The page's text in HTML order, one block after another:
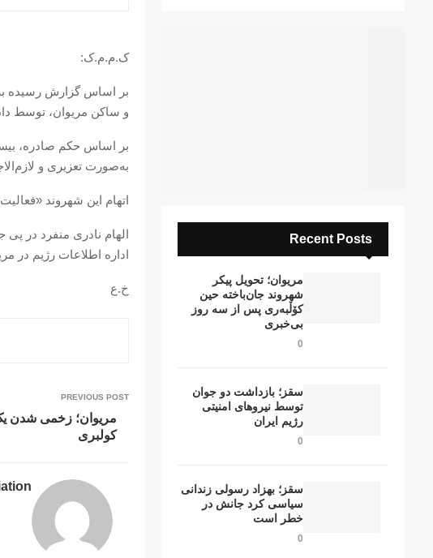
ک.م.م.ک:
و ساکن مریوان، توسط
بر اساس حکم صادره،
به‌صورت تعزیری و
اتهام این شهروند
الهام نادری منفرد در پی
اداره اطلاعات رژیم در
خ.ع
PREVIOUS POST
مریوان؛ زخمی شدن
کولبری
Recent Posts
مریوان؛ تحویل پیکر
شهروند جان‌باخته حین
کۆڵبەری پس از سە روز
بی‌خبری
0
سقز؛ بازداشت دو جوان
توسط نیروهای امنیتی
رژیم ایران
0
سقز؛ بهزاد رسولی زندانی
سیاسی کرد جانش در
خطر است
0